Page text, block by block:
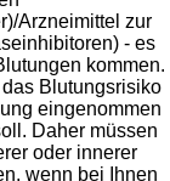
Arzneimittel zur
- es
kommen.
Blutungsrisiko
eingenommen
Daher müssen
oder innerer
wenn bei Ihnen